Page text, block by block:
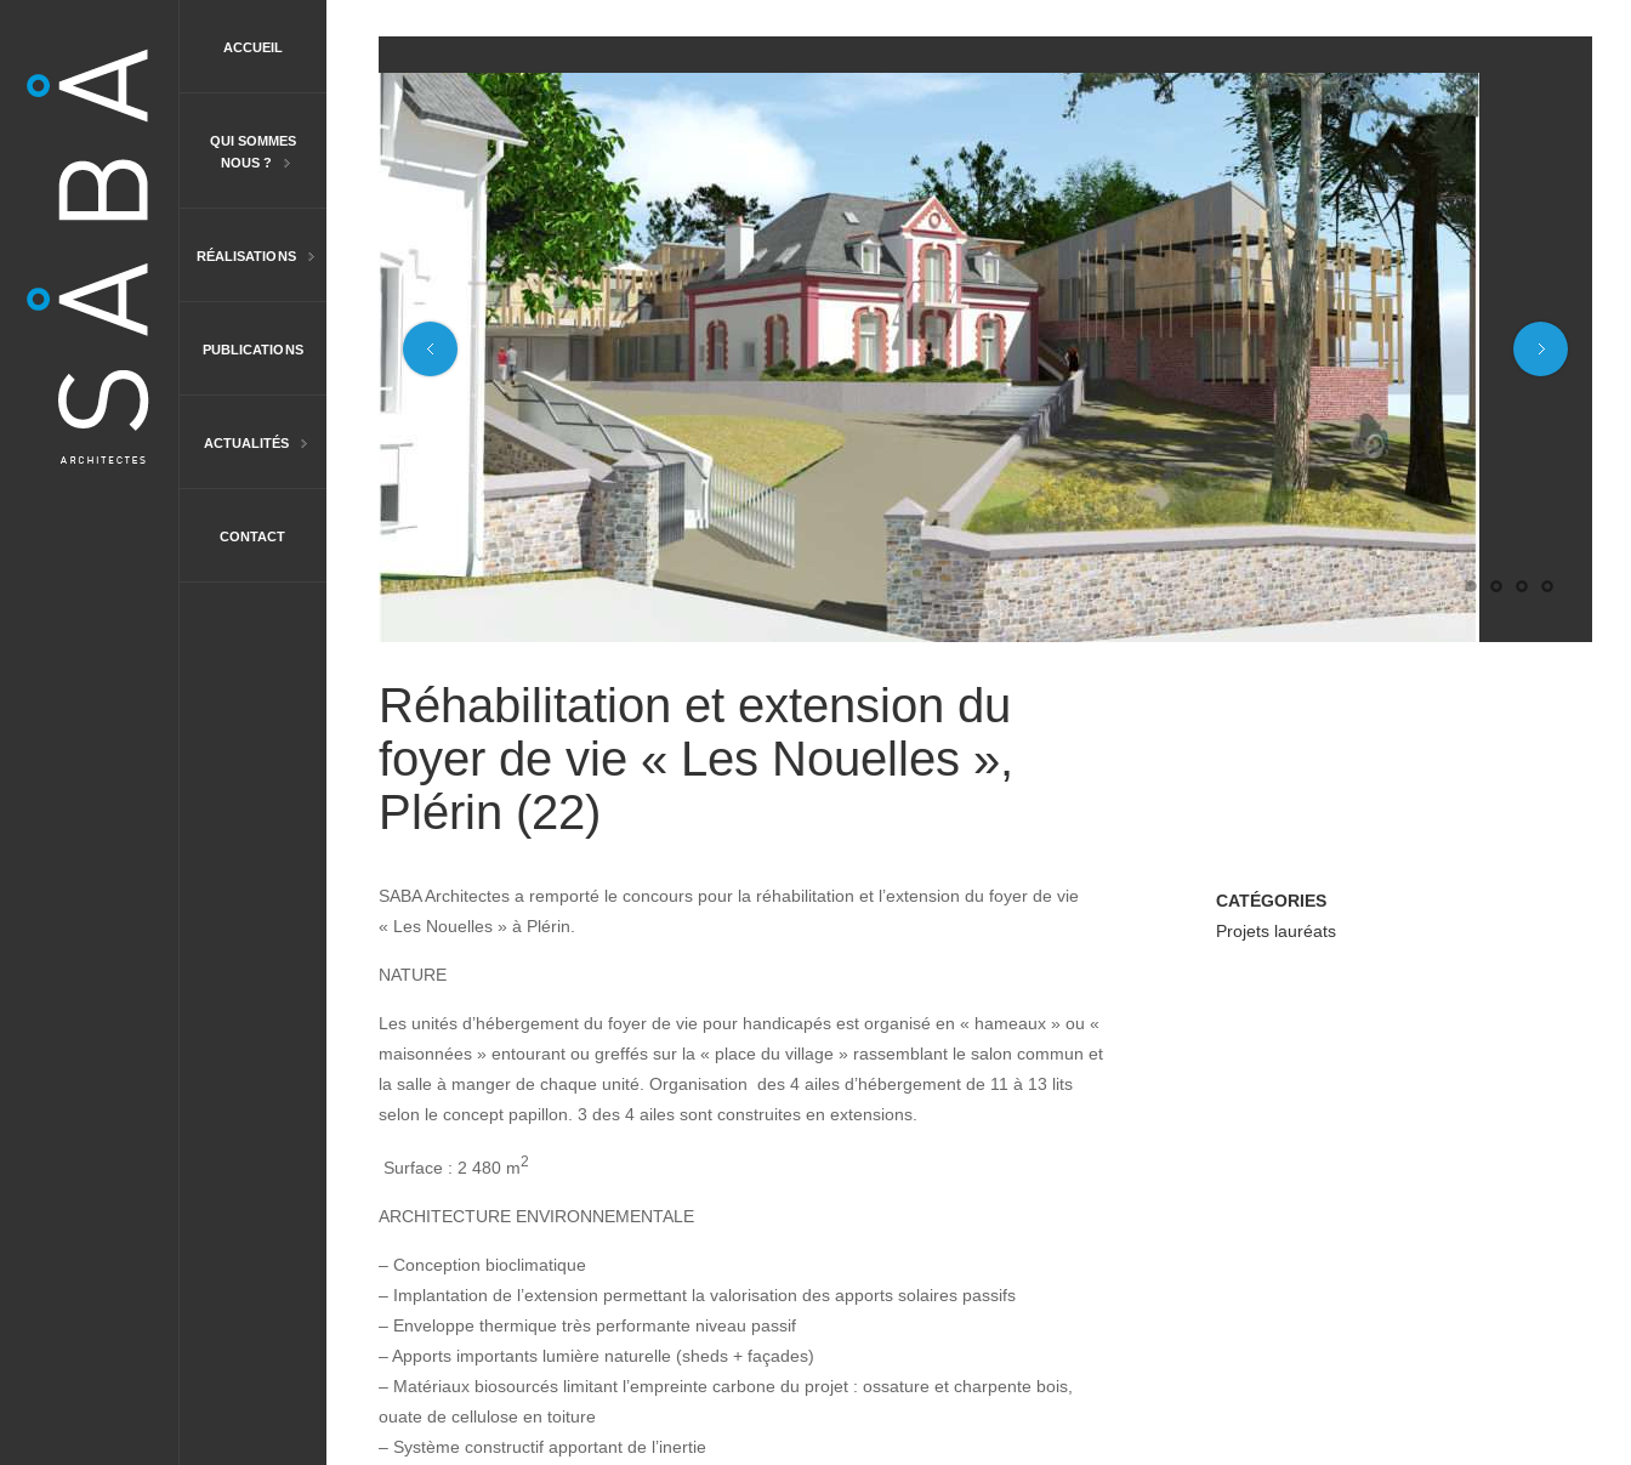
ACCUEIL
QUI SOMMES
NOUS ?
RÉALISATIONS
PUBLICATIONS
ACTUALITÉS
CONTACT
Réhabilitation et extension du
foyer de vie « Les Nouelles »,
Plérin (22)
CATÉGORIES
Projets lauréats
SABA Architectes a remporté le concours pour la réhabilitation et l’extension du foyer de vie
« Les Nouelles » à Plérin.
NATURE
Les unités d’hébergement du foyer de vie pour handicapés est organisé en « hameaux » ou «
maisonnées » entourant ou greffés sur la « place du village » rassemblant le salon commun et
la salle à manger de chaque unité. Organisation des 4 ailes d’hébergement de 11 à 13 lits
selon le concept papillon. 3 des 4 ailes sont construites en extensions.
Surface : 2 480 m2
ARCHITECTURE ENVIRONNEMENTALE
– Conception bioclimatique
– Implantation de l’extension permettant la valorisation des apports solaires passifs
– Enveloppe thermique très performante niveau passif
– Apports importants lumière naturelle (sheds + façades)
– Matériaux biosourcés limitant l’empreinte carbone du projet : ossature et charpente bois,
ouate de cellulose en toiture
– Système constructif apportant de l’inertie